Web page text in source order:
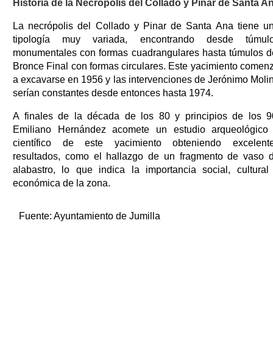
Historia de la Necrópolis del Collado y Pinar de Santa
La necrópolis del Collado y Pinar de Santa Ana tiene
tipología muy variada, encontrando desde
monumentales con formas cuadrangulares hasta túmulos
Bronce Final con formas circulares. Este yacimiento
a excavarse en 1956 y las intervenciones de Jerónimo
serían constantes desde entonces hasta 1974.
A finales de la década de los 80 y principios de los
Emiliano Hernández acomete un estudio
científico de este yacimiento obteniendo
resultados, como el hallazgo de un fragmento de vaso
alabastro, lo que indica la importancia social, cultural
económica de la zona.
Fuente: Ayuntamiento de Jumilla